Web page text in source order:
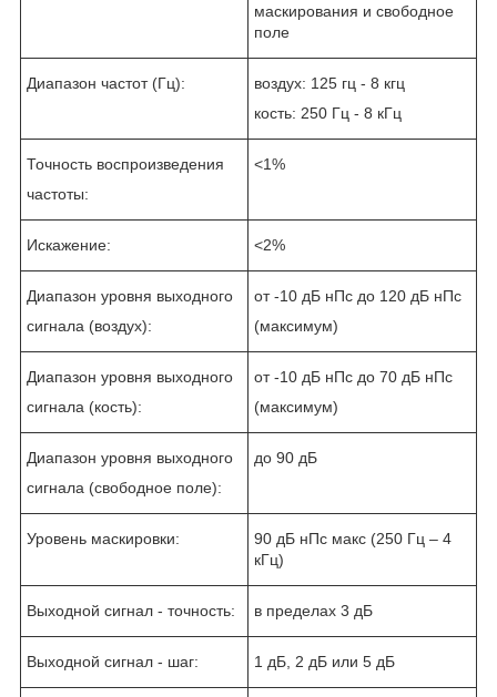
маскирования и свободное
поле
Диапазон частот (Гц):
воздух: 125 гц - 8 кгц
кость: 250 Гц - 8 кГц
Точность воспроизведения
частоты:
<1%
Искажение: <2%
Диапазон уровня выходного
сигнала (воздух):
от -10 дБ нПс до 120 дБ нПс
(максимум)
Диапазон уровня выходного
сигнала (кость):
от -10 дБ нПс до 70 дБ нПс
(максимум)
Диапазон уровня выходного
сигнала (свободное поле):
до 90 дБ
Уровень маскировки:
90 дБ нПс макс (250 Гц – 4
кГц)
Выходной сигнал - точность: в пределах 3 дБ
Выходной сигнал - шаг: 1 дБ, 2 дБ или 5 дБ